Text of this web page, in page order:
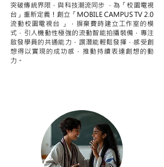
突破傳統界限，與科技潮流同步 ，為「校園電視
台」重新定義！創立「MOBILE CAMPUS TV 2.0
流動校園電視台 」，摒棄費時建立工作室的模
式，引人機動性極強的流動智能拍攝裝備，專注
啟發學員的共通能力，譔潛能輕鬆發揮，感受創
想得以實現的成功感，推動持續表達創想的動
力。